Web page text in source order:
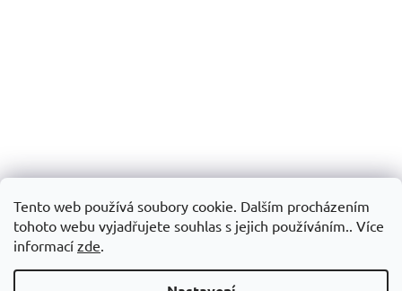
Tento web používá soubory cookie. Dalším procházením
tohoto webu vyjadřujete souhlas s jejich používáním.. Více
informací zde.